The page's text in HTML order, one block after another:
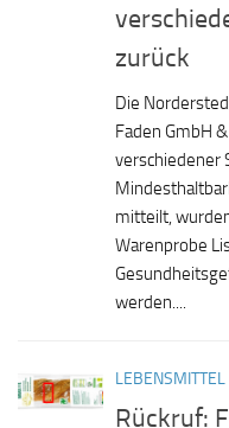
zurück
Die
Faden GmbH
verschiedener
mitteilt,
Warenprobe
werden....
LEBENSMITTEL
Rückruf: